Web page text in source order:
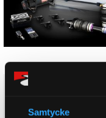
Samtycke
5. D2 Luftkit Gold
Komplett luftkit, Gold